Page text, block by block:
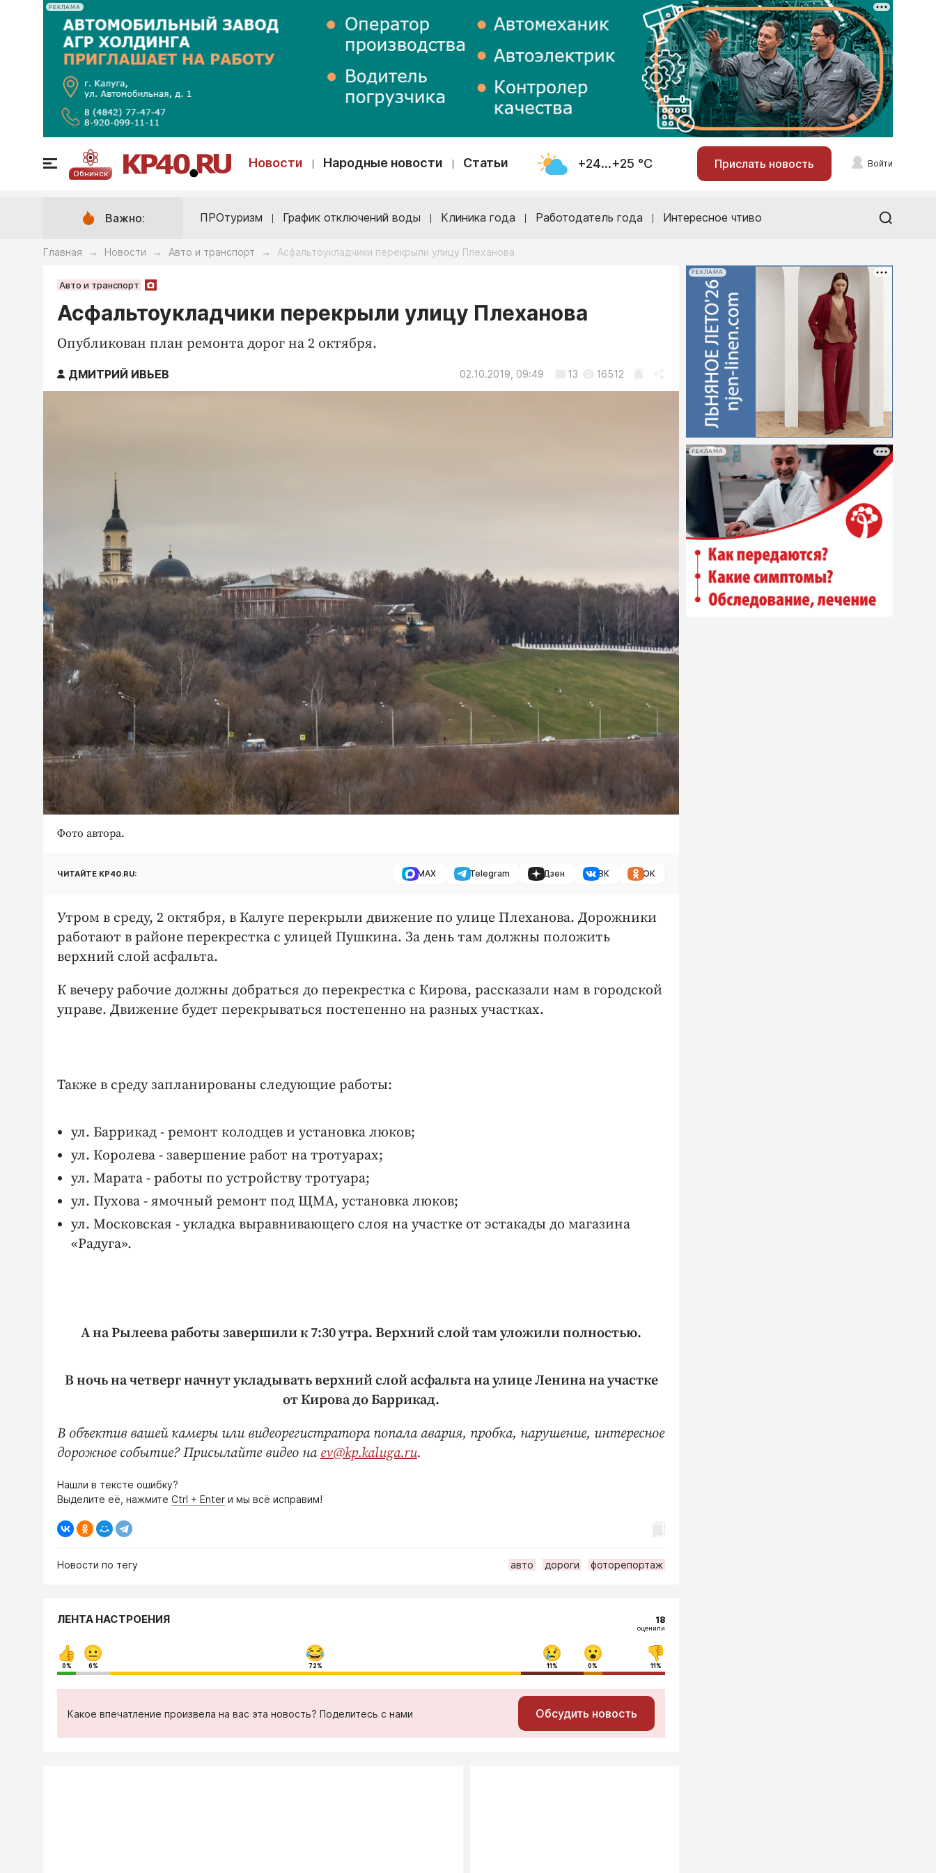
РЕКЛАМА
Обнинск
Новости Народные новости Статьи +24...+25 °С Прислать новость Войти
Важно: ПРОтуризм График отключений воды Клиника года Работодатель года Интересное чтиво
Главная → Новости → Авто и транспорт → Асфальтоукладчики перекрыли улицу Плеханова
Авто и транспорт
Асфальтоукладчики перекрыли улицу Плеханова
Опубликован план ремонта дорог на 2 октября.
ДМИТРИЙ ИВЬЕВ 02.10.2019, 09:49 13 16512
Фото автора.
ЧИТАЙТЕ KP40.RU: MAX Telegram Дзен ВК ОК
Утром в среду, 2 октября, в Калуге перекрыли движение по улице Плеханова. Дорожники
работают в районе перекрестка с улицей Пушкина. За день там должны положить
верхний слой асфальта.
К вечеру рабочие должны добраться до перекрестка с Кирова, рассказали нам в городской
управе. Движение будет перекрываться постепенно на разных участках.
Также в среду запланированы следующие работы:
ул. Баррикад - ремонт колодцев и установка люков;
ул. Королева - завершение работ на тротуарах;
ул. Марата - работы по устройству тротуара;
ул. Пухова - ямочный ремонт под ЩМА, установка люков;
ул. Московская - укладка выравнивающего слоя на участке от эстакады до магазина
«Радуга».
А на Рылеева работы завершили к 7:30 утра. Верхний слой там уложили полностью.
В ночь на четверг начнут укладывать верхний слой асфальта на улице Ленина на участке
от Кирова до Баррикад.
В объектив вашей камеры или видеорегистратора попала авария, пробка, нарушение, интересное
дорожное событие? Присылайте видео наev@kp.kaluga.ru.
Нашли в тексте ошибку?
Выделите её, нажмите Ctrl + Enter и мы всё исправим!
Новости по тегу авто дороги фоторепортаж
РЕКЛАМА
РЕКЛАМА
ЛЕНТА НАСТРОЕНИЯ 18
оценили
0% 6% 72% 11% 0% 11%
Какое впечатление произвела на вас эта новость? Поделитесь с нами Обсудить новость